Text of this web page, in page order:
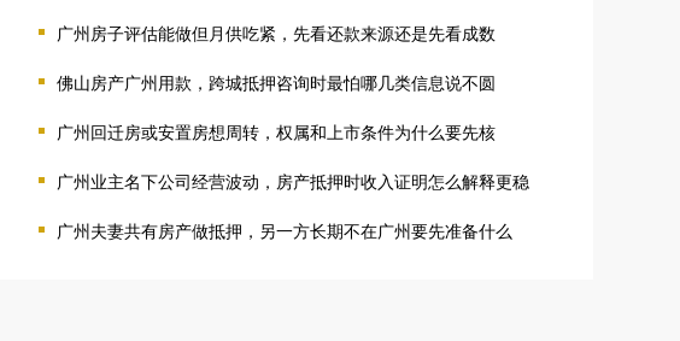
广州房子评估能做但月供吃紧，先看还款来源还是先看成数
佛山房产广州用款，跨城抵押咨询时最怕哪几类信息说不圆
广州回迁房或安置房想周转，权属和上市条件为什么要先核
广州业主名下公司经营波动，房产抵押时收入证明怎么解释更稳
广州夫妻共有房产做抵押，另一方长期不在广州要先准备什么